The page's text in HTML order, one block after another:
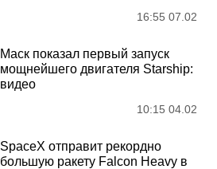
16:55 07.02
Маск показал первый запуск
мощнейшего двигателя Starship:
видео
10:15 04.02
SpaceX отправит рекордно
большую ракету Falcon Heavy в